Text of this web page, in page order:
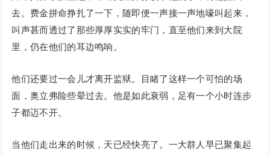
去。费金拼命挣扎了一下，随即便一声接一声地嚎叫起来，
叫声甚而透过了那些厚厚实实的牢门，直至他们来到大院
里，仍在他们的耳边鸣响。
他们还要过一会儿才离开监狱。目睹了这样一个可怕的场
面，奥立弗险些晕过去。他是如此衰弱，足有一个小时连步
子都迈不开。
当他们走出来的时候，天已经快亮了。一大群人早已聚集起